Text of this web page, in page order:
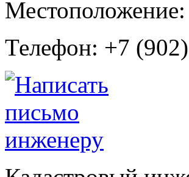
Местоположение:
Телефон: +7